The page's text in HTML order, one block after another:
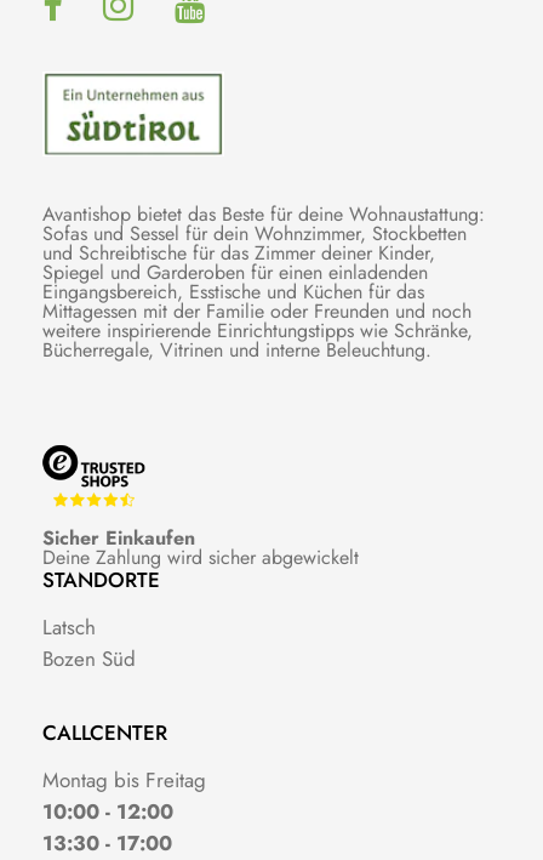
Avantishop bietet das Beste für deine Wohnaustattung:
Sofas und Sessel für dein Wohnzimmer, Stockbetten
und Schreibtische für das Zimmer deiner Kinder,
Spiegel und Garderoben für einen einladenden
Eingangsbereich, Esstische und Küchen für das
Mittagessen mit der Familie oder Freunden und noch
weitere inspirierende Einrichtungstipps wie Schränke,
Bücherregale, Vitrinen und interne Beleuchtung.
Sicher Einkaufen
Deine Zahlung wird sicher abgewickelt
STANDORTE
Latsch
Bozen Süd
CALLCENTER
Montag bis Freitag
10:00 - 12:00
13:30 - 17:00